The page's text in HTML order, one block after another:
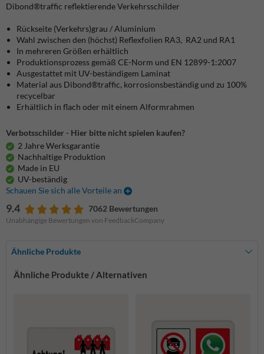
Dibond®traffic reflektierende Verkehrsschilder
Rückseite (Verkehrs)grau / Aluminium
Wahl zwischen den (höchst) Reflexfolien RA3, RA2 und RA1
In mehreren Größen erhältlich
Produktionsprozess gemäß CE-Norm und EN 12899-1:2007
Ausgestattet mit UV-beständigem Laminat
Material aus Dibond®traffic, korrosionsbeständig und zu 100%
recycelbar
Erhältlich in flach oder mit einem Alformrahmen
Verbotsschilder - Hier bitte nicht spielen kaufen?
2 Jahre Werksgarantie
Nachhaltige Produktion
Made in EU
UV-beständig
Schauen Sie sich alle Vorteile an
9.4 7062 Bewertungen
Unabhängige Bewertungen von FeedbackCompany
Ähnliche Produkte
Ähnliche Produkte / Alternativen